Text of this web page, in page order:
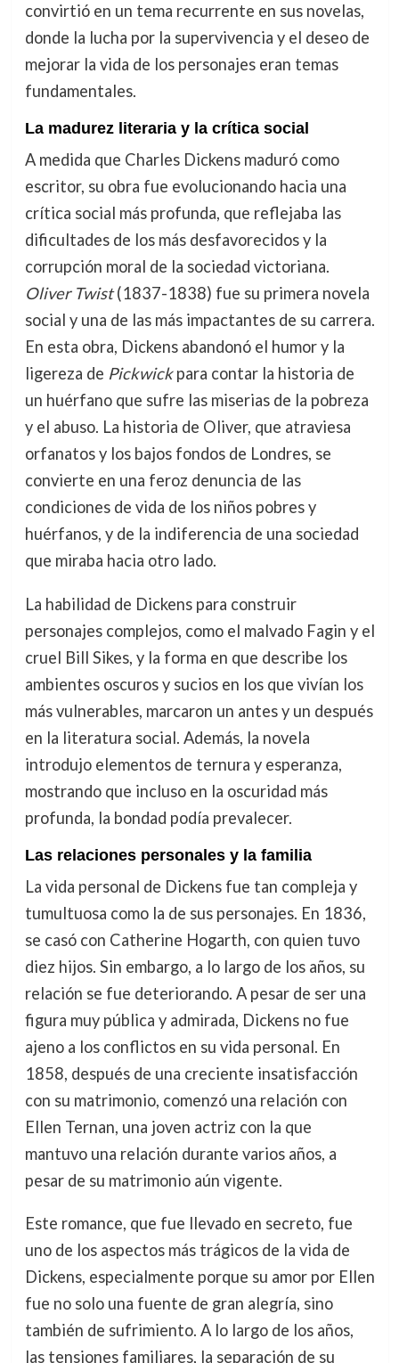
convirtió en un tema recurrente en sus novelas,
donde la lucha por la supervivencia y el deseo de
mejorar la vida de los personajes eran temas
fundamentales.
La madurez literaria y la crítica social
A medida que Charles Dickens maduró como
escritor, su obra fue evolucionando hacia una
crítica social más profunda, que reflejaba las
dificultades de los más desfavorecidos y la
corrupción moral de la sociedad victoriana.
Oliver Twist(1837-1838) fue su primera novela
social y una de las más impactantes de su carrera.
En esta obra, Dickens abandonó el humor y la
ligereza de Pickwickpara contar la historia de
un huérfano que sufre las miserias de la pobreza
y el abuso. La historia de Oliver, que atraviesa
orfanatos y los bajos fondos de Londres, se
convierte en una feroz denuncia de las
condiciones de vida de los niños pobres y
huérfanos, y de la indiferencia de una sociedad
que miraba hacia otro lado.
La habilidad de Dickens para construir
personajes complejos, como el malvado Fagin y el
cruel Bill Sikes, y la forma en que describe los
ambientes oscuros y sucios en los que vivían los
más vulnerables, marcaron un antes y un después
en la literatura social. Además, la novela
introdujo elementos de ternura y esperanza,
mostrando que incluso en la oscuridad más
profunda, la bondad podía prevalecer.
Las relaciones personales y la familia
La vida personal de Dickens fue tan compleja y
tumultuosa como la de sus personajes. En 1836,
se casó con Catherine Hogarth, con quien tuvo
diez hijos. Sin embargo, a lo largo de los años, su
relación se fue deteriorando. A pesar de ser una
figura muy pública y admirada, Dickens no fue
ajeno a los conflictos en su vida personal. En
1858, después de una creciente insatisfacción
con su matrimonio, comenzó una relación con
Ellen Ternan, una joven actriz con la que
mantuvo una relación durante varios años, a
pesar de su matrimonio aún vigente.
Este romance, que fue llevado en secreto, fue
uno de los aspectos más trágicos de la vida de
Dickens, especialmente porque su amor por Ellen
fue no solo una fuente de gran alegría, sino
también de sufrimiento. A lo largo de los años,
las tensiones familiares, la separación de su